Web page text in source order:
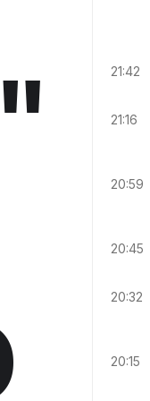
21:42
21:16
20:59
20:45
20:32
20:15